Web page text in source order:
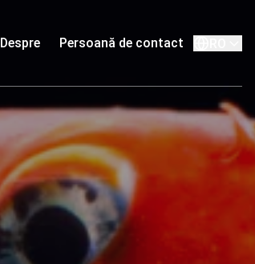
Despre Persoană de contact